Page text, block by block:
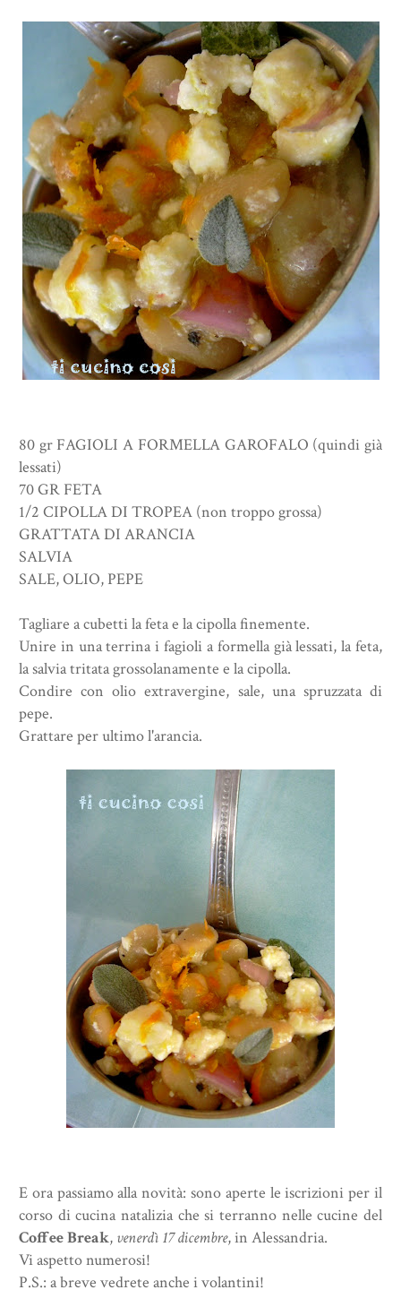
80 gr FAGIOLI A FORMELLA GAROFALO (quindi già
lessati)
70 GR FETA
1/2 CIPOLLA DI TROPEA (non troppo grossa)
GRATTATA DI ARANCIA
SALVIA
SALE, OLIO, PEPE
Tagliare a cubetti la feta e la cipolla finemente.
Unire in una terrina i fagioli a formella già lessati, la feta,
la salvia tritata grossolanamente e la cipolla.
Condire con olio extravergine, sale, una spruzzata di
pepe.
Grattare per ultimo l'arancia.
E ora passiamo alla novità: sono aperte le iscrizioni per il
corso di cucina natalizia che si terranno nelle cucine del
Coffee Break, venerdì 17 dicembre, in Alessandria.
Vi aspetto numerosi!
P.S.: a breve vedrete anche i volantini!